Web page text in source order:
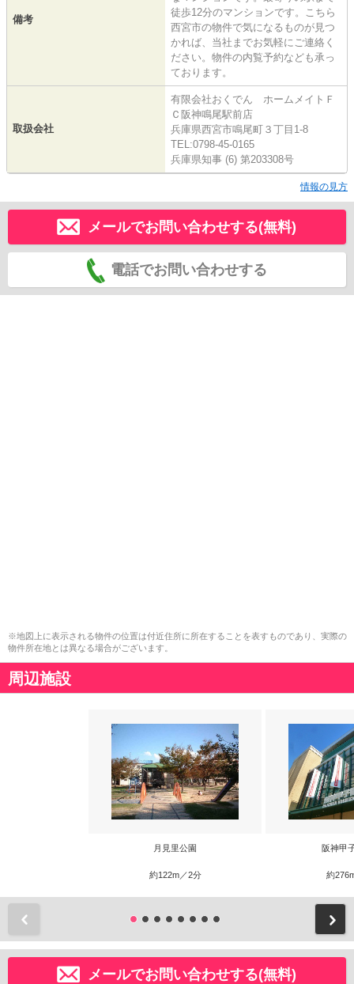
備考
徒歩12分のマンションです。こちら
西宮市の物件で気になるものが見つ
かれば、当社までお気軽にご連絡く
ださい。物件の内覧予約なども承っ
ております。
取扱会社
有限会社おくでん ホームメイトＦ
Ｃ阪神鳴尾駅前店
兵庫県西宮市鳴尾町３丁目1-8
TEL:0798-45-0165
兵庫県知事 (6) 第203308号
情報の見方
メールでお問い合わせする(無料)
電話でお問い合わせする
※地図上に表示される物件の位置は付近住所に所在することを表すものであり、実際の
物件所在地とは異なる場合がございます。
周辺施設
月見里公園
約122m／2分
阪神甲
約
メールでお問い合わせする(無料)